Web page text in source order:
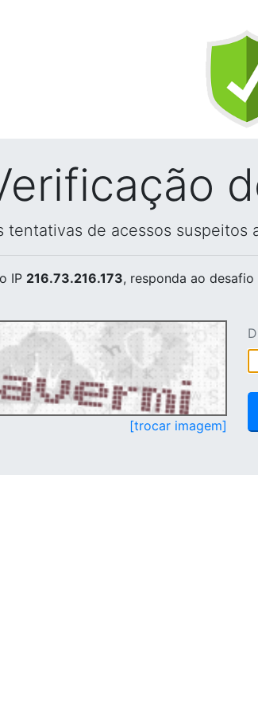
tentativas de acessos suspeitos
IP 216.73.216.173, responda ao desafio
[trocar imagem]